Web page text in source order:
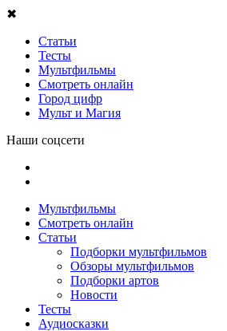
✖
Статьи
Тесты
Мультфильмы
Смотреть онлайн
Город цифр
Мульт и Магия
Наши соцсети
Мультфильмы
Смотреть онлайн
Статьи
Подборки мультфильмов
Обзоры мультфильмов
Подборки артов
Новости
Тесты
Аудиосказки